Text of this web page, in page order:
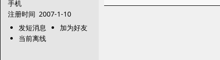
手机
注册时间 2007-1-10
发短消息
加为好友
当前离线